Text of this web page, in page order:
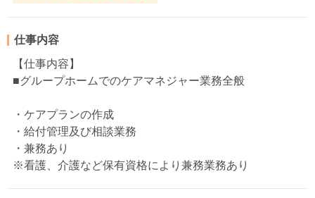
仕事内容
【仕事内容】
■グループホームでのケアマネジャー業務全般
・ケアプランの作成
・給付管理及び相談業務
・兼務あり
※看護、介護など保有資格により兼務業務あり